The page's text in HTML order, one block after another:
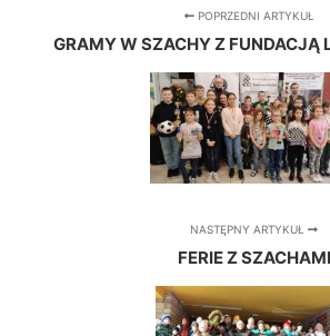
POPRZEDNI ARTYKUŁ
GRAMY W SZACHY Z
NASTĘPNY ARTYKUŁ
FERIE Z SZACHAMI